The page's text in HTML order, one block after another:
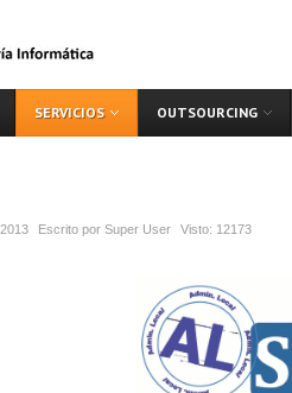
SERVICIOS OUTSOURCING
Escrito por Super User Visto: 12173